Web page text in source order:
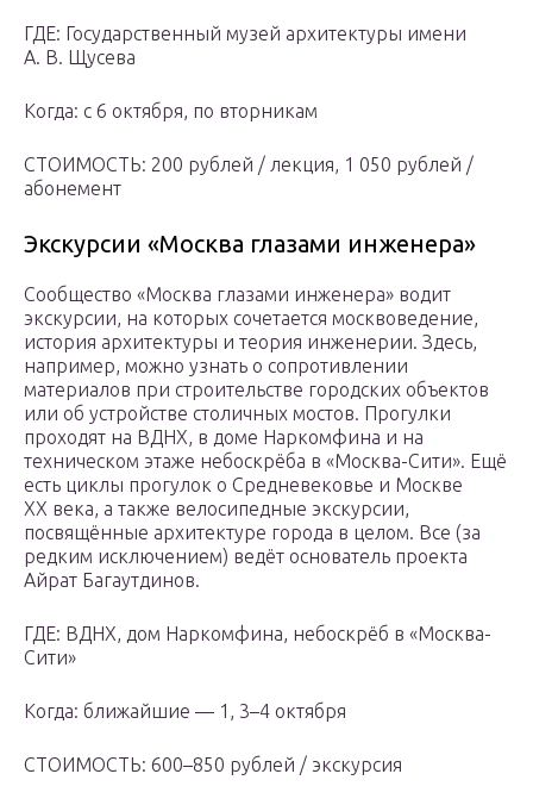
ГДЕ: Государственный музей архитектуры имени
А. В. Щусева
Когда: с 6 октября, по вторникам
СТОИМОСТЬ: 200 рублей / лекция, 1 050 рублей /
абонемент
Экскурсии «Москва глазами инженера»
Сообщество «Москва глазами инженера» водит
экскурсии, на которых сочетается москвоведение,
история архитектуры и теория инженерии. Здесь,
например, можно узнать о сопротивлении
материалов при строительстве городских объектов
или об устройстве столичных мостов. Прогулки
проходят на ВДНХ, в доме Наркомфина и на
техническом этаже небоскрёба в «Москва-Сити». Ещё
есть циклы прогулок о Средневековье и Москве
XX века, а также велосипедные экскурсии,
посвящённые архитектуре города в целом. Все (за
редким исключением) ведёт основатель проекта
Айрат Багаутдинов.
ГДЕ: ВДНХ, дом Наркомфина, небоскрёб в «Москва-
Сити»
Когда: ближайшие — 1, 3–4 октября
СТОИМОСТЬ: 600–850 рублей / экскурсия